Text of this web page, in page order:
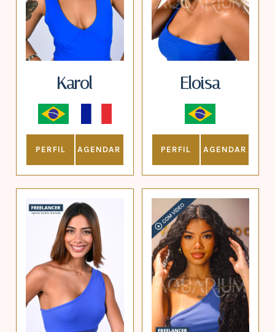
Karol
PERFIL AGENDAR
Eloisa
PERFIL AGENDAR